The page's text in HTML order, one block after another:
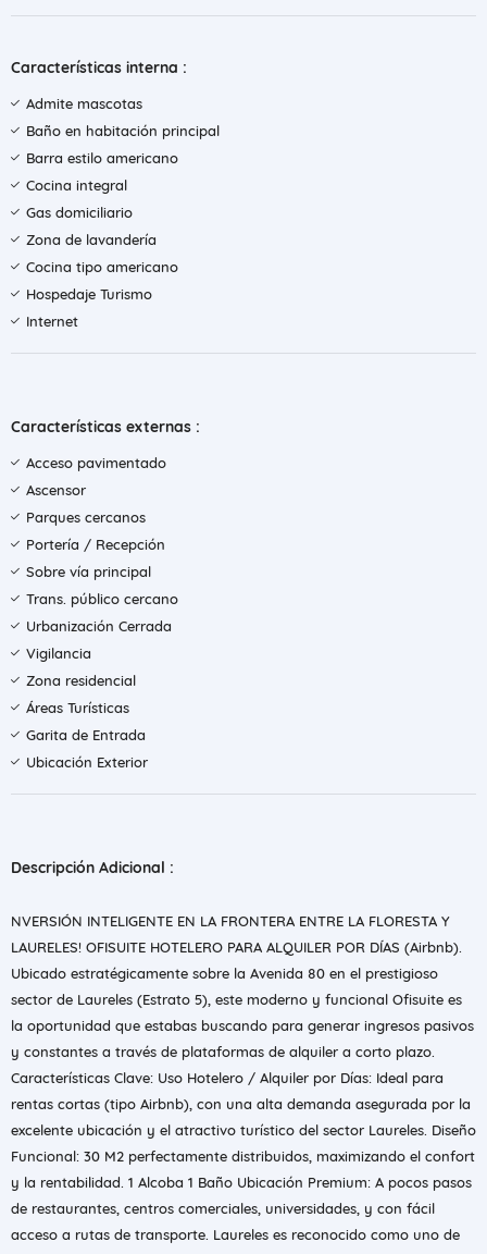
Características interna :
Admite mascotas
Baño en habitación principal
Barra estilo americano
Cocina integral
Gas domiciliario
Zona de lavandería
Cocina tipo americano
Hospedaje Turismo
Internet
Características externas :
Acceso pavimentado
Ascensor
Parques cercanos
Portería / Recepción
Sobre vía principal
Trans. público cercano
Urbanización Cerrada
Vigilancia
Zona residencial
Áreas Turísticas
Garita de Entrada
Ubicación Exterior
Descripción Adicional :
NVERSIÓN INTELIGENTE EN LA FRONTERA ENTRE LA FLORESTA Y
LAURELES! OFISUITE HOTELERO PARA ALQUILER POR DÍAS (Airbnb).
​Ubicado estratégicamente sobre la Avenida 80 en el prestigioso
sector de Laureles (Estrato 5), este moderno y funcional Ofisuite es
la oportunidad que estabas buscando para generar ingresos pasivos
y constantes a través de plataformas de alquiler a corto plazo. ​
Características Clave: ​Uso Hotelero / Alquiler por Días: Ideal para
rentas cortas (tipo Airbnb), con una alta demanda asegurada por la
excelente ubicación y el atractivo turístico del sector Laureles. ​Diseño
Funcional: 30 M2 perfectamente distribuidos, maximizando el confort
y la rentabilidad. ​1 Alcoba ​1 Baño ​Ubicación Premium: A pocos pasos
de restaurantes, centros comerciales, universidades, y con fácil
acceso a rutas de transporte. Laureles es reconocido como uno de